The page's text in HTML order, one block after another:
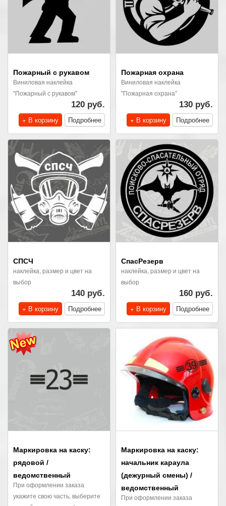
Пожарный с рукавом
Виниловая наклейка
"Пожарный с рукавом"
120 руб.
+ В корзину
Подробнее
Пожарная охрана
Виниловая наклейка
"Пожарная охрана"
130 руб.
+ В корзину
Подробнее
СПСЧ
наклейка, размер и цвет на
выбор
140 руб.
+ В корзину
Подробнее
СпасРезерв
наклейка, размер и цвет на
выбор
160 руб.
+ В корзину
Подробнее
Маркировка на каску:
рядовой /
ведомственный
При оформлении заказа
укажите свою часть, выберите
Маркировка на каску:
начальник караула
(дежурный смены) /
ведомственный
При оформлении заказа